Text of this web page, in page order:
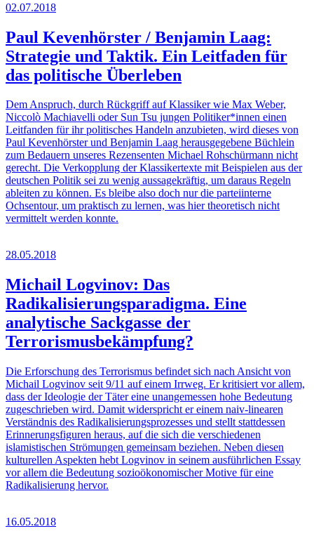
02.07.2018
Paul Kevenhörster / Benjamin Laag:
Strategie und Taktik. Ein Leitfaden für
das politische Überleben
Dem Anspruch, durch Rückgriff auf Klassiker wie Max Weber,
Niccolò Machiavelli oder Sun Tsu jungen Politiker*innen einen
Leitfanden für ihr politisches Handeln anzubieten, wird dieses von
Paul Kevenhörster und Benjamin Laag herausgegebene Büchlein
zum Bedauern unseres Rezensenten Michael Rohschürmann nicht
gerecht. Die Verkopplung der Klassikertexte mit Beispielen aus der
deutschen Politik sei zu wenig aussagekräftig, um daraus Regeln
ableiten zu können. Es bleibe also doch nur die parteiinterne
Ochsentour, um praktisch zu lernen, was hier theoretisch nicht
vermittelt werden konnte.
28.05.2018
Michail Logvinov: Das
Radikalisierungsparadigma. Eine
analytische Sackgasse der
Terrorismusbekämpfung?
Die Erforschung des Terrorismus befindet sich nach Ansicht von
Michail Logvinov seit 9/11 auf einem Irrweg. Er kritisiert vor allem,
dass der Ideologie der Täter eine unangemessen hohe Bedeutung
zugeschrieben wird. Damit widerspricht er einem naiv-linearen
Verständnis des Radikalisierungsprozesses und stellt stattdessen
Erinnerungsfiguren heraus, auf die sich die verschiedenen
islamistischen Strömungen gemeinsam beziehen. Neben diesen
kulturellen Aspekten hebt Logvinov in seinem ausführlichen Essay
vor allem die Bedeutung sozioökonomischer Motive für eine
Radikalisierung hervor.
16.05.2018